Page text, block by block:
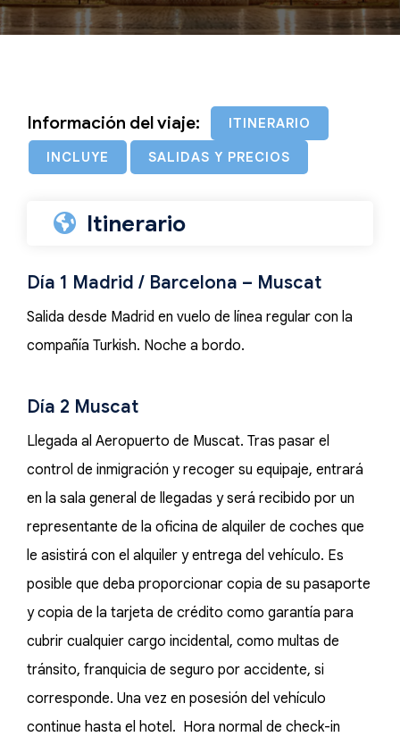
Información del viaje: ITINERARIO
INCLUYE SALIDAS Y PRECIOS
Itinerario
Día 1 Madrid / Barcelona – Muscat
Salida desde Madrid en vuelo de línea regular con la
compañía Turkish. Noche a bordo.
Día 2 Muscat
Llegada al Aeropuerto de Muscat. Tras pasar el
control de inmigración y recoger su equipaje, entrará
en la sala general de llegadas y será recibido por un
representante de la oficina de alquiler de coches que
le asistirá con el alquiler y entrega del vehículo. Es
posible que deba proporcionar copia de su pasaporte
y copia de la tarjeta de crédito como garantía para
cubrir cualquier cargo incidental, como multas de
tránsito, franquicia de seguro por accidente, si
corresponde. Una vez en posesión del vehículo
continue hasta el hotel. Hora normal de check-in